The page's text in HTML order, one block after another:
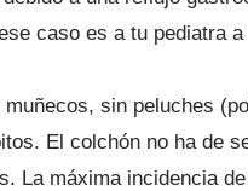
caso es a tu pediatra
muñecos, sin peluches
El colchón no ha de
La máxima incidencia